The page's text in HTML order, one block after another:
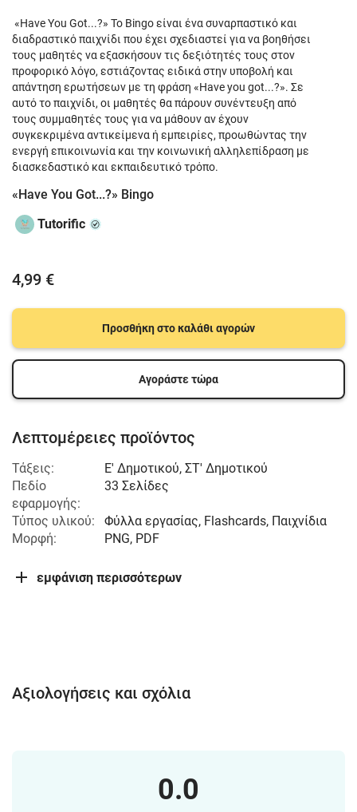
«Have You Got...?» Το Bingo είναι ένα συναρπαστικό και
διαδραστικό παιχνίδι που έχει σχεδιαστεί για να βοηθήσει
τους μαθητές να εξασκήσουν τις δεξιότητές τους στον
προφορικό λόγο, εστιάζοντας ειδικά στην υποβολή και
απάντηση ερωτήσεων με τη φράση «Have you got...?». Σε
αυτό το παιχνίδι, οι μαθητές θα πάρουν συνέντευξη από
τους συμμαθητές τους για να μάθουν αν έχουν
συγκεκριμένα αντικείμενα ή εμπειρίες, προωθώντας την
ενεργή επικοινωνία και την κοινωνική αλληλεπίδραση με
διασκεδαστικό και εκπαιδευτικό τρόπο.
«Have You Got...?» Bingo
Tutorific
4,99 €
Προσθήκη στο καλάθι αγορών
Αγοράστε τώρα
Λεπτομέρειες προϊόντος
Τάξεις: Ε' Δημοτικού, ΣΤ' Δημοτικού
Πεδίο
εφαρμογής:
33 Σελίδες
Τύπος υλικού:
Φύλλα εργασίας, Flashcards, Παιχνίδια
Μορφή:
PNG, PDF
εμφάνιση περισσότερων
Αξιολογήσεις και σχόλια
0.0